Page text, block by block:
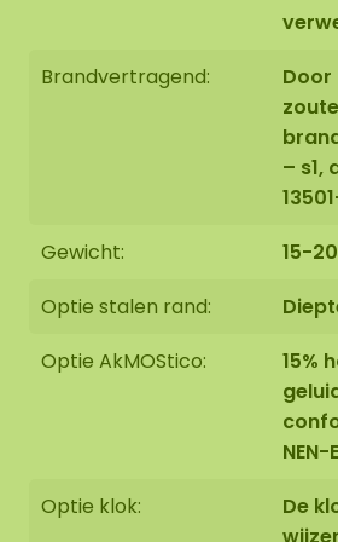
De mosovaal wordt met grote
Nederland.
U kunt ervoor kiezen om de
Zelf op te halen op
tegen een wand van steen,
met behulp van onze speciale
Brandvertragend:
Door
– s1,
Gewicht:
15-
Optie stalen rand:
Optie AkMOStico:
15%
NEN-
Optie klok:
De